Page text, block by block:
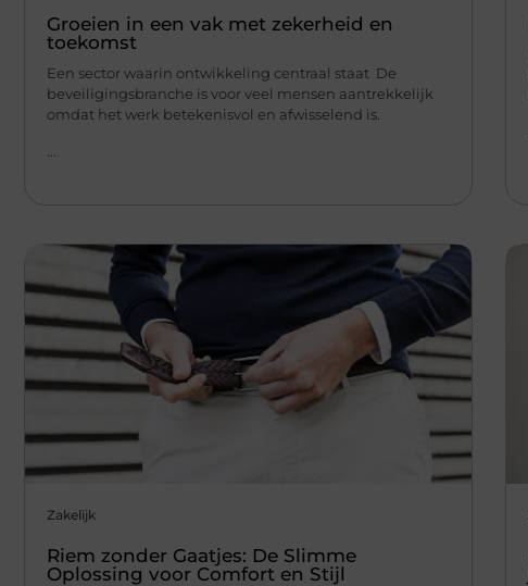
Groeien in een vak met zekerheid en
toekomst
Een sector waarin ontwikkeling centraal staat De
beveiligingsbranche is voor veel mensen aantrekkelijk
omdat het werk betekenisvol en afwisselend is.
Zakelijk
Riem zonder Gaatjes: De Slimme
Oplossing voor Comfort en Stijl